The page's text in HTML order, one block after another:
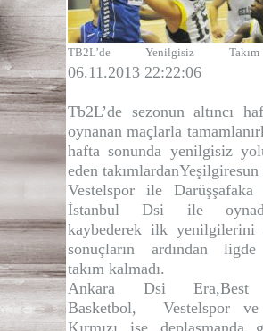
TB2L’de Yenilgisiz
06.11.2013 22:22:06
Tb2L’de sezonun altıncı
oynanan maçlarla
hafta sonunda yenilgisiz
eden takımlardan
Vestelspor ile Darüşşafaka
İstanbul Dsi ile
kaybederek ilk yenilgilerini
sonuçların ardından
takım kalmadı.
Ankara Dsi Era,Best
Basketbol, Vestelspor ve
Kırmızı ise
deplasmanda